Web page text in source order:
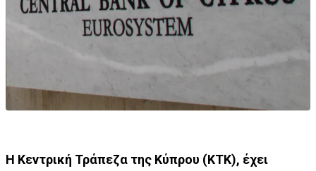
Η Κεντρική Τράπεζα της Κύπρου (ΚΤΚ), έχει